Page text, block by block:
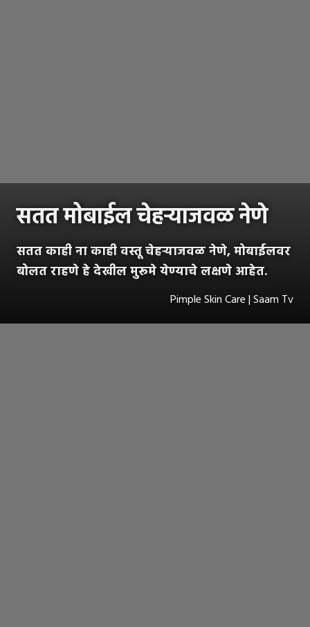
सतत मोबाईल चेहऱ्याजवळ नेणे
सतत काही ना काही वस्तू चेहऱ्याजवळ नेणे, मोबाईलवर
बोलत राहणे हे देखील मुरूमे येण्याचे लक्षणे आहेत.
Pimple Skin Care | Saam Tv